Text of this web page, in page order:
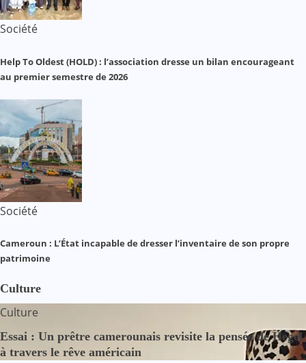
Société
Help To Oldest (HOLD) : l’association dresse un bilan encourageant
au premier semestre de 2026
Société
Cameroun : L’État incapable de dresser l’inventaire de son propre
patrimoine
Culture
Culture
Essai : Un prêtre camerounais revisite la pensée de Hegel
à travers le rêve américain